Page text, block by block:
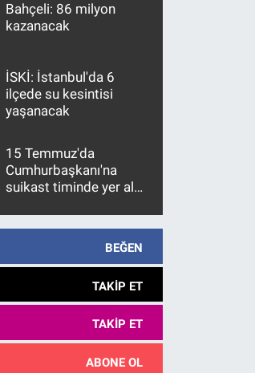
Bahçeli: 86 milyon
kazanacak
İSKİ: İstanbul'da 6
ilçede su kesintisi
yaşanacak
15 Temmuz'da
Cumhurbaşkanı'na
suikast timinde yer alan
10 yıl sonra yakalandı
BEĞEN
TAKIP ET
TAKIP ET
ABONE OL